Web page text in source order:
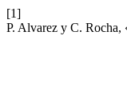
[1]
P. Alvarez y C. Rocha,